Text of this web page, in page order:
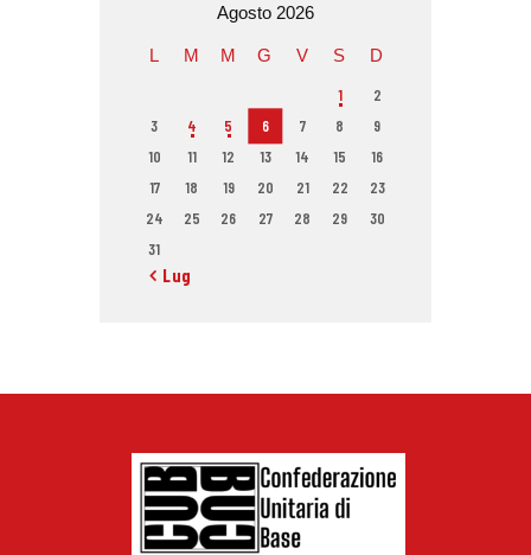
Agosto 2026
L M M G V S D
1
2
3
4 5 6 7 8
9
10
11 12 13 14 15
16
17
18 19 20 21 22
23
24
25 26 27 28 29
30
31
« Lug